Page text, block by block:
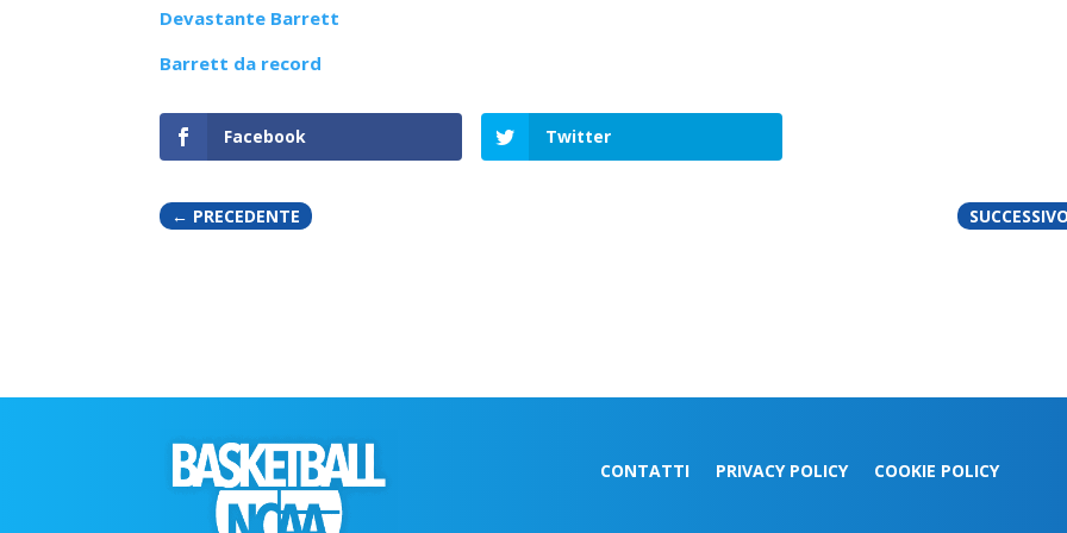
Devastante Barrett
Barrett da record
Facebook Twitter
← PRECEDENTE
CONTATTI PRIVACY POLICY COOKIE POLICY